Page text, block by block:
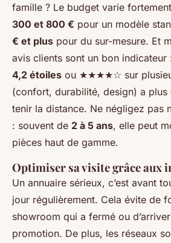
famille ? Le budget varie
300 et 800 € pour un modèle
€ et plus pour du sur-mesure. Et
avis clients sont un bon indicateur
4,2 étoiles ou ★★★★☆ sur
(confort, durabilité, design) a plus
tenir la distance. Ne négligez pas
: souvent de 2 à 5 ans, elle peut
pièces haut de gamme.
Optimiser sa visite grâce aux
Un annuaire sérieux, c’est avant
jour régulièrement. Cela évite de
showroom qui a fermé ou
promotion. De plus, les réseaux